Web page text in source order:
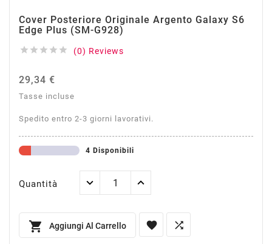
Cover Posteriore Originale Argento Galaxy S6
Edge Plus (SM-G928)
     (0) Reviews
29,34 €
Tasse incluse
Spedito entro 2-3 giorni lavorativi.
4 Disponibili
Quantità
 Aggiungi Al Carrello  